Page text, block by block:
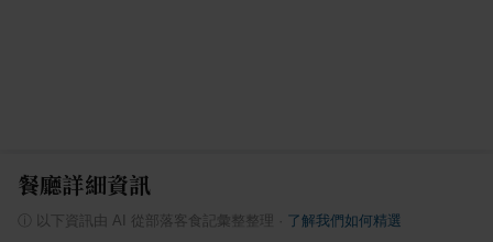
餐廳詳細資訊
以下資訊由 AI 從部落客食記彙整整理 了解我們如何精選